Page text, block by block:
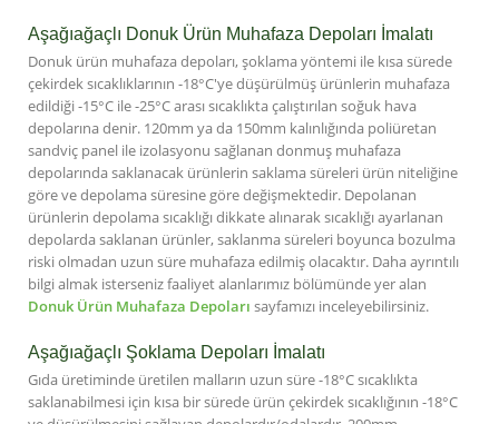
Aşağıağaçlı Donuk Ürün Muhafaza Depoları İmalatı
Donuk ürün muhafaza depoları, şoklama yöntemi ile kısa sürede
çekirdek sıcaklıklarının -18°C'ye düşürülmüş ürünlerin muhafaza
edildiği -15°C ile -25°C arası sıcaklıkta çalıştırılan soğuk hava
depolarına denir. 120mm ya da 150mm kalınlığında poliüretan
sandviç panel ile izolasyonu sağlanan donmuş muhafaza
depolarında saklanacak ürünlerin saklama süreleri ürün niteliğine
göre ve depolama süresine göre değişmektedir. Depolanan
ürünlerin depolama sıcaklığı dikkate alınarak sıcaklığı ayarlanan
depolarda saklanan ürünler, saklanma süreleri boyunca bozulma
riski olmadan uzun süre muhafaza edilmiş olacaktır. Daha ayrıntılı
bilgi almak isterseniz faaliyet alanlarımız bölümünde yer alan
Donuk Ürün Muhafaza Depoları sayfamızı inceleyebilirsiniz.
Aşağıağaçlı Şoklama Depoları İmalatı
Gıda üretiminde üretilen malların uzun süre -18°C sıcaklıkta
saklanabilmesi için kısa bir sürede ürün çekirdek sıcaklığının -18°C